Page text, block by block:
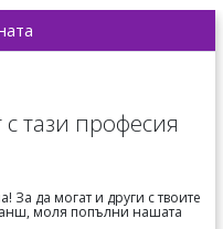
тази професия
За да могат и други с твоите
моля попълни нашата